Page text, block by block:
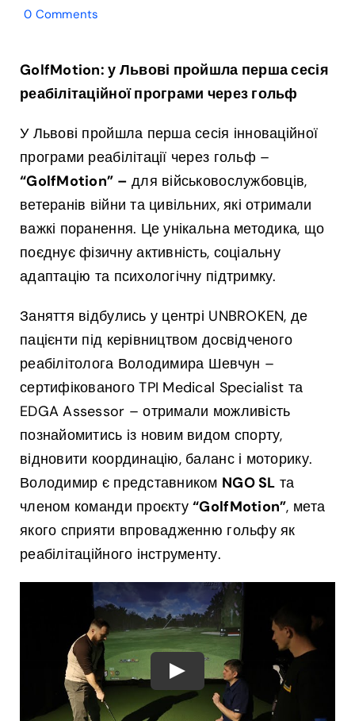
0 Comments
Львові
пройшла
перша
реабілітаційної
програми
через
гольф
GolfMotion: у Львові пройшла перша сесія
реабілітаційної програми через гольф
У Львові пройшла перша сесія інноваційної
програми реабілітації через гольф –
“GolfMotion” – для військовослужбовців,
ветеранів війни та цивільних, які отримали
важкі поранення. Це унікальна методика, що
поєднує фізичну активність, соціальну
адаптацію та психологічну підтримку.
Заняття відбулись у центрі UNBROKEN, де
пацієнти під керівництвом досвідченого
реабілітолога Володимира Шевчун –
сертифікованого TPI Medical Specialist та
EDGA Assessor – отримали можливість
познайомитись із новим видом спорту,
відновити координацію, баланс і моторику.
Володимир є представником NGO SL та
членом команди проєкту“GolfMotion”, мета
якого сприяти впровадженню гольфу як
реабілітаційного інструменту.
Play